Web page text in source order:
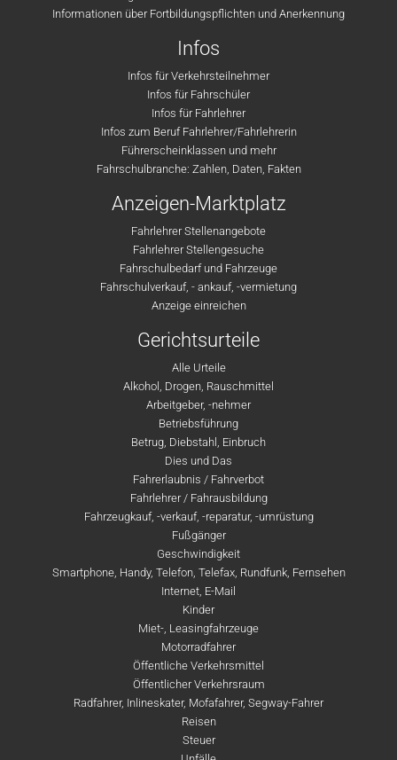
Informationen über Fortbildungspflichten und Anerkennung
Infos
Infos für Verkehrsteilnehmer
Infos für Fahrschüler
Infos für Fahrlehrer
Infos zum Beruf Fahrlehrer/Fahrlehrerin
Führerscheinklassen und mehr
Fahrschulbranche: Zahlen, Daten, Fakten
Anzeigen-Marktplatz
Fahrlehrer Stellenangebote
Fahrlehrer Stellengesuche
Fahrschulbedarf und Fahrzeuge
Fahrschulverkauf, - ankauf, -vermietung
Anzeige einreichen
Gerichtsurteile
Alle Urteile
Alkohol, Drogen, Rauschmittel
Arbeitgeber, -nehmer
Betriebsführung
Betrug, Diebstahl, Einbruch
Dies und Das
Fahrerlaubnis / Fahrverbot
Fahrlehrer / Fahrausbildung
Fahrzeugkauf, -verkauf, -reparatur, -umrüstung
Fußgänger
Geschwindigkeit
Smartphone, Handy, Telefon, Telefax, Rundfunk, Fernsehen
Internet, E-Mail
Kinder
Miet-, Leasingfahrzeuge
Motorradfahrer
Öffentliche Verkehrsmittel
Öffentlicher Verkehrsraum
Radfahrer, Inlineskater, Mofafahrer, Segway-Fahrer
Reisen
Steuer